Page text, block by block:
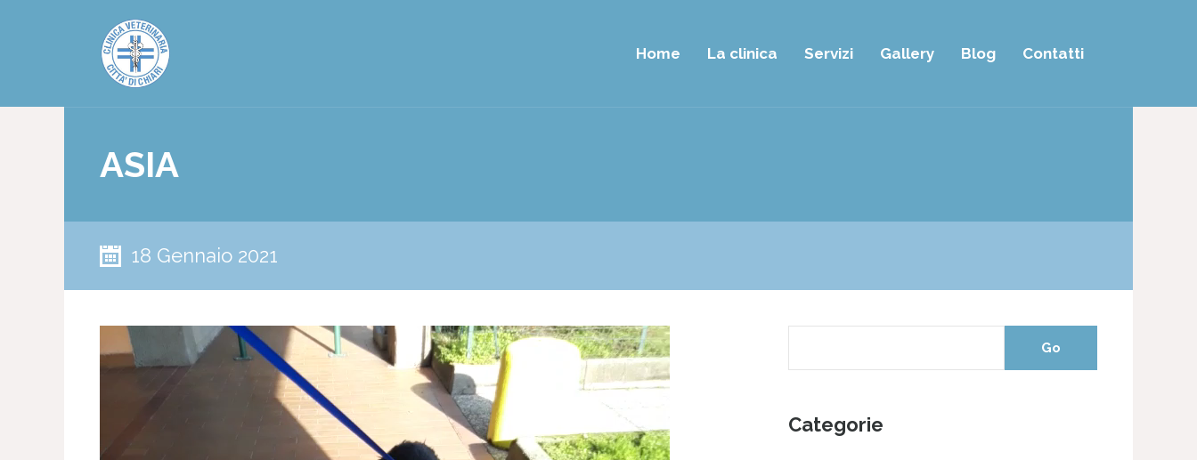
Home La clinica Servizi Gallery Blog Contatti
ASIA
18 Gennaio 2021
Video
Player
Categorie